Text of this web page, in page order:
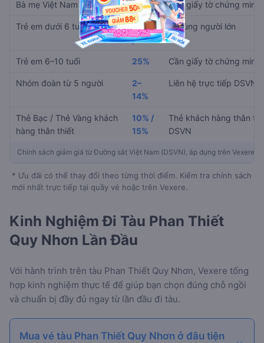
Chính sách giảm giá từ Đường sắt Việt Nam (DSVN), áp dụng trên Vexere
Bà mẹ Việt Nam anh hùng 90% Cần giấy tờ chứng minh
Trẻ em dưới 6 tuổi
Miễn
phí
Đi cùng người lớn
Trẻ em 6–10 tuổi 25% Cần giấy tờ chứng minh
Nhóm đoàn từ 5 người
2–
14%
Liên hệ trực tiếp DSVN
Thẻ Bạc / Thẻ Vàng khách
hàng thân thiết
10% /
15%
Thẻ khách hàng thân
DSVN
* Ưu đãi có thể thay đổi theo từng thời điểm. Kiểm tra chính sách
mới nhất trực tiếp tại quầy vé hoặc trên Vexere.
Kinh Nghiệm Đi Tàu Phan Thiết
Quy Nhơn Lần Đầu
Với hành trình trên tàu Phan Thiết Quy Nhơn, Vexere tổng
hợp kinh nghiệm thực tế để giúp bạn chọn đúng chỗ ngồi
và chuẩn bị đầy đủ ngay từ lần đầu đi tàu.
Mua vé tàu Phan Thiết Quy Nhơn ở đâu tiện